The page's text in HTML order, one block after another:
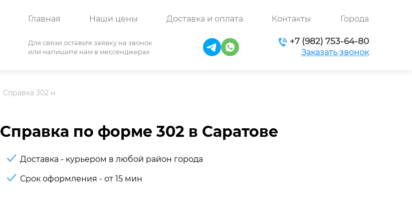
Главная Наши цены Доставка и оплата Контакты Города
Для связи оставьте заявку на звонок
или напишите нам в мессенджерах
+7 (982) 753-64-80
Заказать звонок
Справка 302 н
Справка по форме 302 в Саратове
Доставка - курьером в любой район города
Срок оформления - от 15 мин